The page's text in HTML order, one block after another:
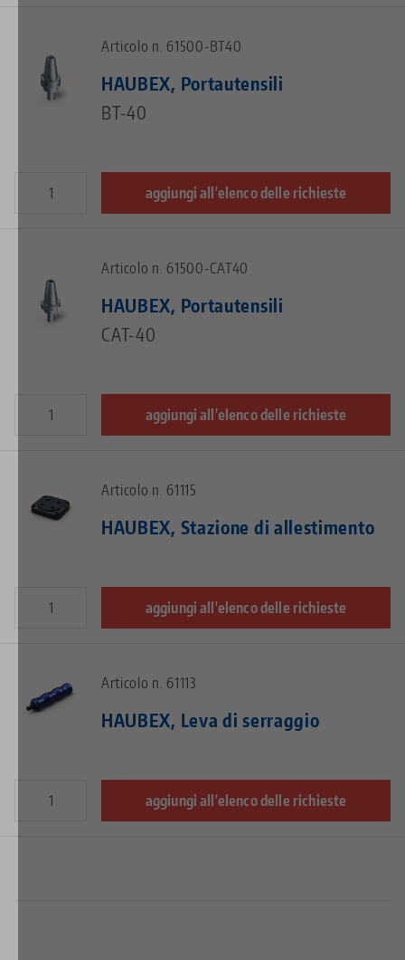
Articolo n. 61500-BT40
HAUBEX, Portautensili
BT-40
aggiungi all'elenco delle richieste
Articolo n. 61500-CAT40
HAUBEX, Portautensili
CAT-40
aggiungi all'elenco delle richieste
Articolo n. 61115
HAUBEX, Stazione di allestimento
aggiungi all'elenco delle richieste
Articolo n. 61113
HAUBEX, Leva di serraggio
aggiungi all'elenco delle richieste